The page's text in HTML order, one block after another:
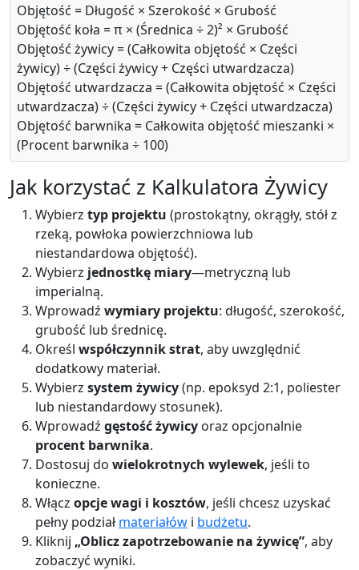
Objętość = Długość × Szerokość × Grubość
Objętość koła = π × (Średnica ÷ 2)² × Grubość
Objętość żywicy = (Całkowita objętość × Części
żywicy) ÷ (Części żywicy + Części utwardzacza)
Objętość utwardzacza = (Całkowita objętość × Części
utwardzacza) ÷ (Części żywicy + Części utwardzacza)
Objętość barwnika = Całkowita objętość mieszanki ×
(Procent barwnika ÷ 100)
Jak korzystać z Kalkulatora Żywicy
Wybierz typ projektu (prostokątny, okrągły, stół z
rzeką, powłoka powierzchniowa lub
niestandardowa objętość).
Wybierz jednostkę miary—metryczną lub
imperialną.
Wprowadź wymiary projektu: długość, szerokość,
grubość lub średnicę.
Określ współczynnik strat, aby uwzględnić
dodatkowy materiał.
Wybierz system żywicy(np. epoksyd 2:1, poliester
lub niestandardowy stosunek).
Wprowadź gęstość żywicy oraz opcjonalnie
procent barwnika.
Dostosuj do wielokrotnych wylewek, jeśli to
konieczne.
Włącz opcje wagi i kosztów, jeśli chcesz uzyskać
pełny podział materiałów i budżetu.
Kliknij „Oblicz zapotrzebowanie na żywicę”, aby
zobaczyć wyniki.